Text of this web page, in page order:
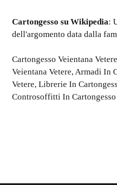
Cartongesso su Wikipedia:
dell'argomento data dalla
Cartongesso Veientana Vetere
Veientana Vetere,Armadi In
Vetere, Librerie In
Controsoffitti In Cartongesso